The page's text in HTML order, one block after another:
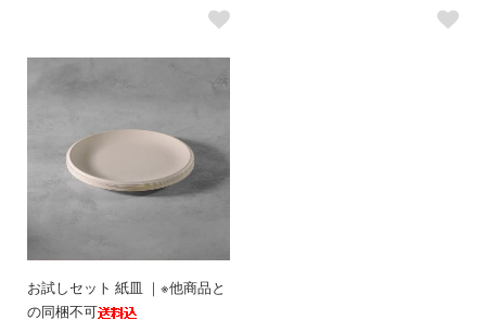
お試しセット 紙皿 ｜※他商品と
の同梱不可